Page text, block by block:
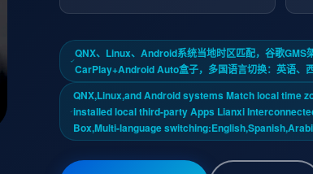
QNX、Linux、Android系统当地时区匹配，谷歌GMS
CarPlay+Android Auto盒子，多国语言切换：英语、
QNX,Linux,and Android systems Match local time
installed local third-party Apps Lianxi
Box,Multi-language